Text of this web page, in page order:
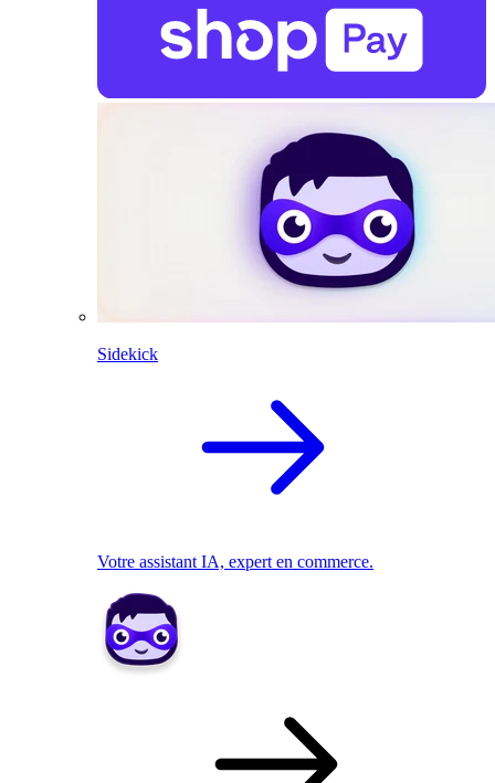
Sidekick
Votre assistant IA, expert en commerce.